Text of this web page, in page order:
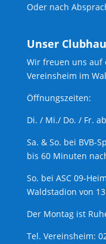
Oder nach
Unser
Wir freuen uns auf
Vereinsheim im
Öffnungszeiten:
Di. / Mi./ Do. / Fr.
Sa. & So. bei BVB-
bis 60 Minuten
So. bei ASC 09-
Waldstadion von
Der Montag ist
Tel. Vereinsheim: